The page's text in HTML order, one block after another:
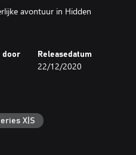
avontuur in Hidden
door Releasedatum
22/12/2020
X|S